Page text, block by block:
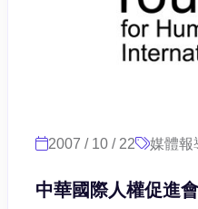
2007 / 10 / 22 媒體報
中華國際人權促進